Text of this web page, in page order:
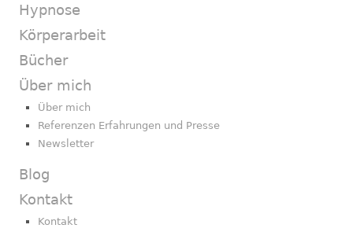
Hypnose
Körperarbeit
Bücher
Über mich
Über mich
Referenzen Erfahrungen und Presse
Newsletter
Blog
Kontakt
Kontakt